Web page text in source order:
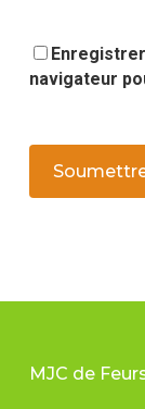
navigateur
MJC de